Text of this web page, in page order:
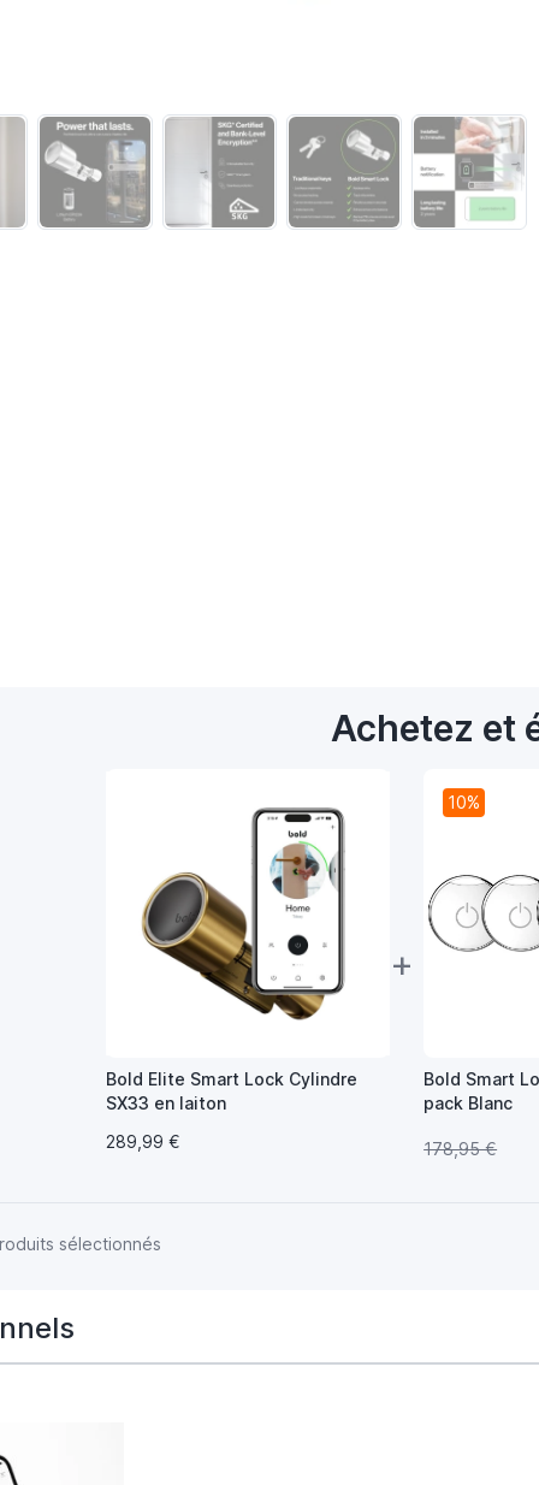
Achetez et
Bold Elite Smart Lock Cylindre
SX33 en laiton
289,99 €
+
10%
Bold Smart
pack Blanc
178,95 €
sélectionnés